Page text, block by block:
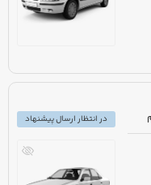
در انتظار ارسال پیشنهاد